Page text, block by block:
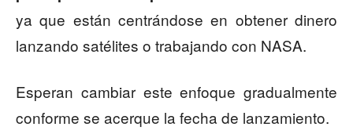
ya que están centrándose en obtener dinero
lanzando satélites o trabajando con NASA.
Esperan cambiar este enfoque gradualmente
conforme se acerque la fecha de lanzamiento.